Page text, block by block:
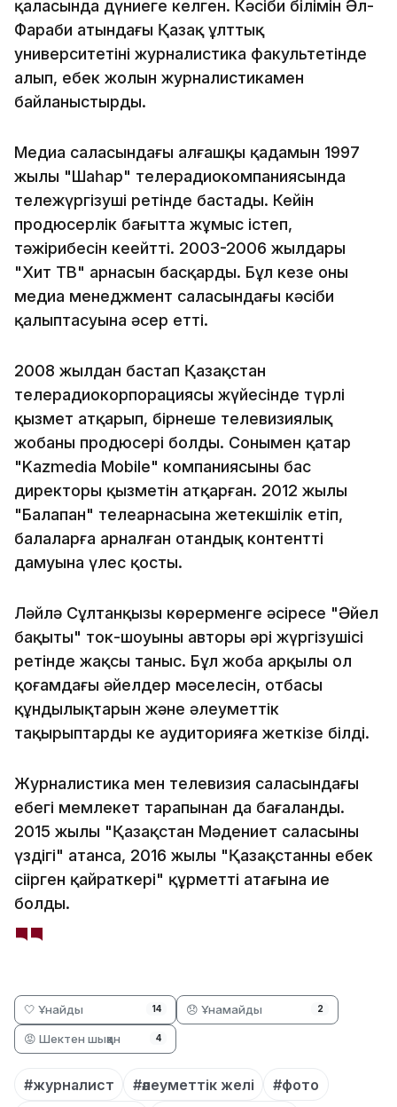
қаласында дүниеге келген. Кәсіби білімін Әл-
Фараби атындағы Қазақ ұлттық
университетінің журналистика факультетінде
алып, еңбек жолын журналистикамен
байланыстырды.
Медиа саласындағы алғашқы қадамын 1997
жылы "Шаһар" телерадиокомпаниясында
тележүргізуші ретінде бастады. Кейін
продюсерлік бағытта жұмыс істеп,
тәжірибесін кеңейтті. 2003-2006 жылдары
"Хит ТВ" арнасын басқарды. Бұл кезең оның
медиа менеджмент саласындағы кәсіби
қалыптасуына әсер етті.
2008 жылдан бастап Қазақстан
телерадиокорпорациясы жүйесінде түрлі
қызмет атқарып, бірнеше телевизиялық
жобаның продюсері болды. Сонымен қатар
"Kazmedia Mobile" компаниясының бас
директоры қызметін атқарған. 2012 жылы
"Балапан" телеарнасына жетекшілік етіп,
балаларға арналған отандық контенттің
дамуына үлес қосты.
Ләйлә Сұлтанқызы көрерменге әсіресе "Әйел
бақыты" ток-шоуының авторы әрі жүргізушісі
ретінде жақсы таныс. Бұл жоба арқылы ол
қоғамдағы әйелдер мәселесін, отбасы
құндылықтарын және әлеуметтік
тақырыптарды кең аудиторияға жеткізе білді.
Журналистика мен телевизия саласындағы
еңбегі мемлекет тарапынан да бағаланды.
2015 жылы "Қазақстан Мәдениет саласының
үздігі" атанса, 2016 жылы "Қазақстанның еңбек
сіңірген қайраткері" құрметті атағына ие
болды.
🤍 Ұнайды 14 😞 Ұнамайды 2
😡 Шектен шыққан 4
#журналист #әлеуметтік желі
#фото